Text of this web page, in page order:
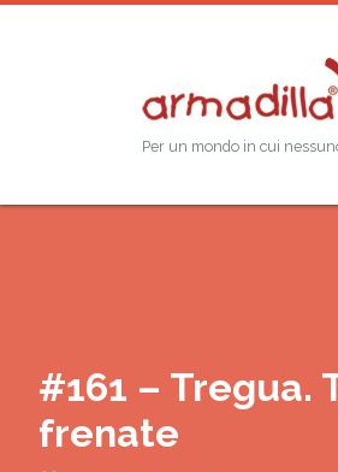
Per un mondo in cui
#161 – Tregua.
frenate